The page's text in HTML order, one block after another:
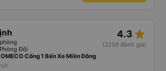
Đôi
4.3 star_rate
(2259 đánh giá)
Cổng 1 Bến Xe Miền Đông